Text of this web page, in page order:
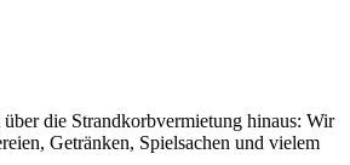
die Strandkorbvermietung hinaus: Wir
Getränken, Spielsachen und vielem